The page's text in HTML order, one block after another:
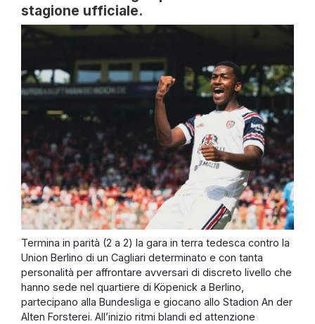
stagione ufficiale.
Termina in parità (2 a 2) la gara in terra tedesca contro la
Union Berlino di un Cagliari determinato e con tanta
personalità per affrontare avversari di discreto livello che
hanno sede nel quartiere di Köpenick a Berlino,
partecipano alla Bundesliga e giocano allo Stadion An der
Alten Forsterei. All’inizio ritmi blandi ed attenzione